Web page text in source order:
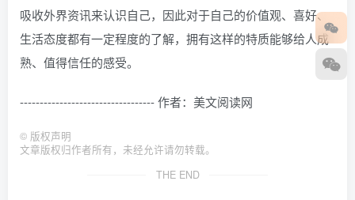
吸收外界资讯来认识自己，因此对于自己的价值观、喜好、
生活态度都有一定程度的了解，拥有这样的特质能够给人成
熟、值得信任的感受。
---------------------------------- 作者：美文阅读网
© 版权声明
文章版权归作者所有，未经允许请勿转载。
THE END